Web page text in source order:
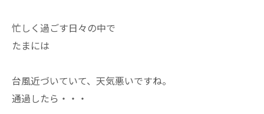
忙しく過ごす日々の中で
たまには
台風近づいていて、天気悪いですね。
通過したら・・・